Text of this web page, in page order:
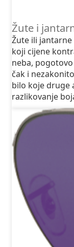
Žute i
Žute ili
koji cijene
neba,
čak i
bilo koje druge
razlikovanje